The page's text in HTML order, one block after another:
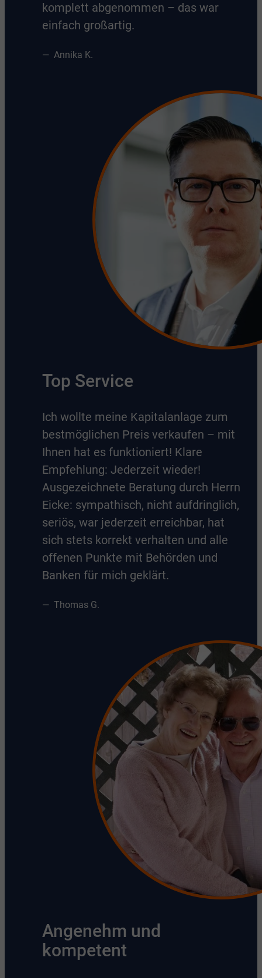
komplett abgenommen – das war
einfach großartig.
Annika K.
Top Service
Ich wollte meine Kapitalanlage zum
bestmöglichen Preis verkaufen – mit
Ihnen hat es funktioniert! Klare
Empfehlung: Jederzeit wieder!
Ausgezeichnete Beratung durch Herrn
Eicke: sympathisch, nicht aufdringlich,
seriös, war jederzeit erreichbar, hat
sich stets korrekt verhalten und alle
offenen Punkte mit Behörden und
Banken für mich geklärt.
Thomas G.
Angenehm und
kompetent